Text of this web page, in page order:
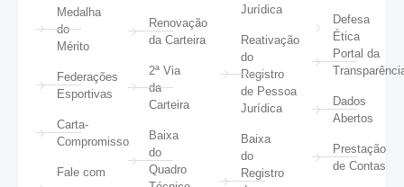
Medalha
do
Mérito
Federações
Esportivas
Carta-
Compromisso
Fale com
Renovação
da Carteira
2ª Via
da
Carteira
Baixa
do
Quadro
Jurídica
Reativação
do
Registro
de Pessoa
Jurídica
Baixa
do
Registro
Defesa
Ética
Portal da
Dados
Abertos
Prestação
de Contas